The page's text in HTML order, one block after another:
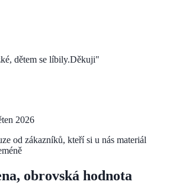
dětem se líbily.Děkuji"
2026
od zákazníků, kteří si u nás materiál
méně
obrovská hodnota